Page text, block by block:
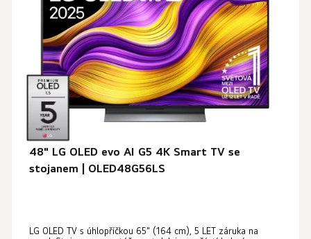
48" LG OLED evo AI G5 4K Smart TV se
stojanem | OLED48G56LS
hodnocení
LG OLED TV s úhlopříčkou 65" (164 cm), 5 LET záruka na